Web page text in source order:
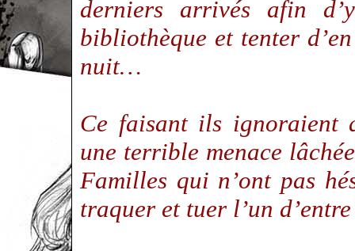
derniers arrivés afin
bibliothèque et tenter
nuit…
Ce faisant ils ignoraient
une terrible menace
Familles qui n’ont pas
traquer et tuer l’un